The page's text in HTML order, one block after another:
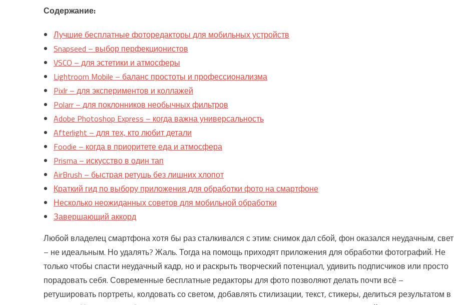
Содержание:
Лучшие бесплатные фоторедакторы для мобильных устройств
Snapseed – выбор перфекционистов
VSCO – для эстетики и атмосферы
Lightroom Mobile – баланс простоты и профессионализма
Pixlr – для экспериментов и коллажей
Polarr – для поклонников необычных фильтров
Adobe Photoshop Express – когда важна универсальность
Afterlight – для тех, кто любит детали
Foodie – когда в приоритете еда и атмосфера
Prisma – искусство в один тап
AirBrush – быстрая ретушь без лишних хлопот
Краткий гид по выбору приложения для обработки фото на смартфоне
Несколько неожиданных советов для мобильной обработки
Завершающий аккорд
Любой владелец смартфона хотя бы раз сталкивался с этим: снимок дал сбой, фон оказался неудачным, свет
– не идеальным. Но удалять? Жаль. Тогда на помощь приходят приложения для обработки фотографий. Не
только чтобы спасти неудачный кадр, но и раскрыть творческий потенциал, удивить подписчиков или просто
порадовать себя. Современные бесплатные редакторы для фото позволяют делать почти всё –
ретушировать портреты, колдовать со светом, добавлять стилизации, текст, стикеры, делиться результатом в